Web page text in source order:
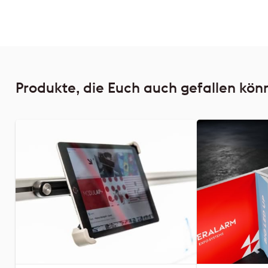
Produkte, die Euch auch gefallen